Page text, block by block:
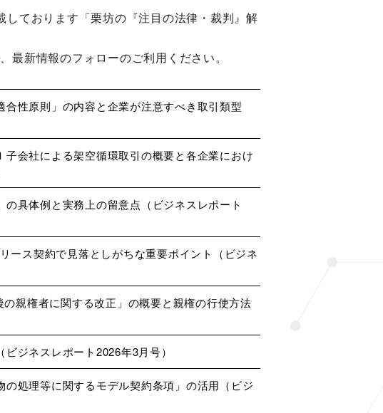
しております「栗坊の『注目の法律・裁判』解
新情報のフォローのご利用ください。
性原則」の内容と企業が注意すべき取引類型
会社による架空循環取引の概要と各企業におけ
具体例と実務上の留意点（ビジネスレポート
ース契約で見落としがちな重要ポイント（ビジネ
親権者に関する改正」の概要と親権の行使方法
ジネスレポート2026年3月号）
処理等に関するモデル契約条項」の活用（ビジ
ジ